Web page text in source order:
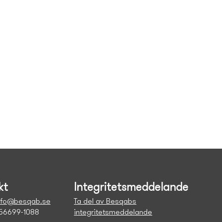
1088
Integritetsmeddelande
Ta del av Besqabs
integritetsmeddelande